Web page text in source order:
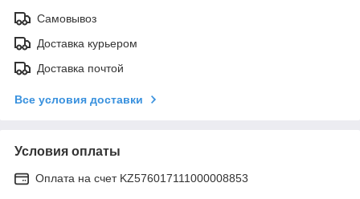
Самовывоз
Доставка курьером
Доставка почтой
Все условия доставки
Условия оплаты
Оплата на счет KZ576017111000008853